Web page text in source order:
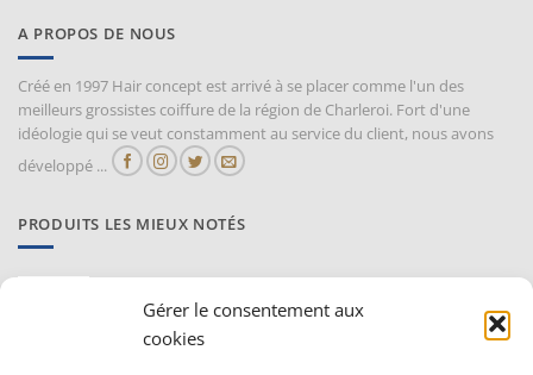
Gérer le consentement aux
cookies
A PROPOS DE NOUS
Créé en 1997 Hair concept est arrivé à se placer comme l'un des
meilleurs grossistes coiffure de la région de Charleroi. Fort d'une
idéologie qui se veut constamment au service du client, nous avons
développé ...
PRODUITS LES MIEUX NOTÉS
10,30€ TVAC